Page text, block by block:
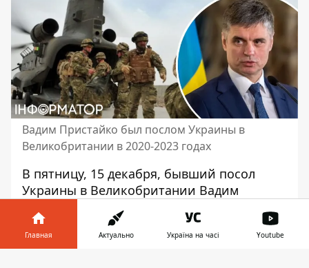
Вадим Пристайко был послом Украины в
Великобритании в 2020-2023 годах
В пятницу, 15 декабря, бывший посол
Украины в Великобритании Вадим
Пристайко оценил вероятность
размещения британских военных на
территории страны. По его словам,
Главная Актуально Україна на часі Youtube